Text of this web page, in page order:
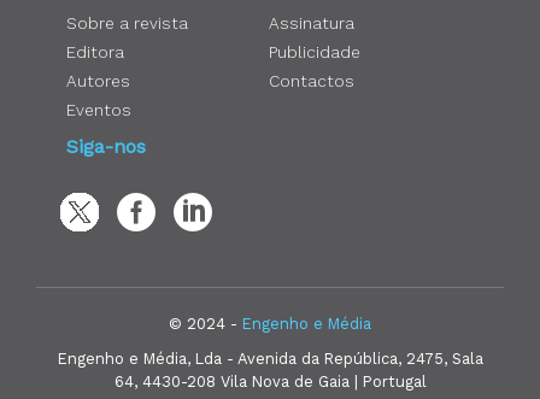
Sobre a revista
Editora
Autores
Eventos
Assinatura
Publicidade
Contactos
Siga-nos
© 2024 - Engenho e Média
Engenho e Média, Lda - Avenida da República, 2475, Sala
64, 4430-208 Vila Nova de Gaia | Portugal